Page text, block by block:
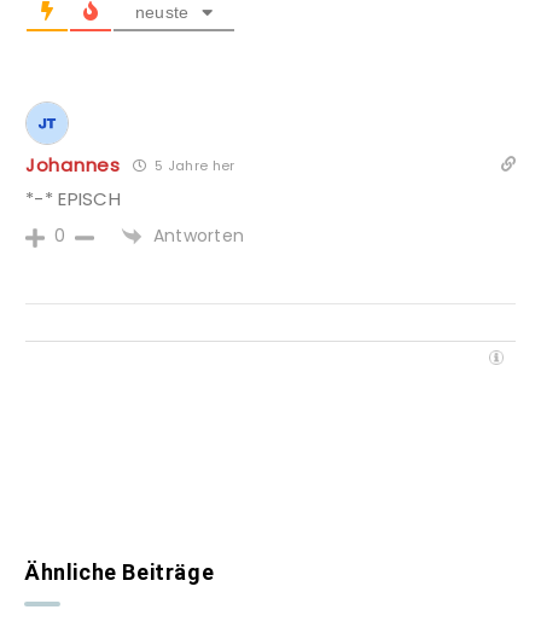
neuste
Johannes 5 Jahre her
*-* EPISCH
0 Antworten
Ähnliche Beiträge